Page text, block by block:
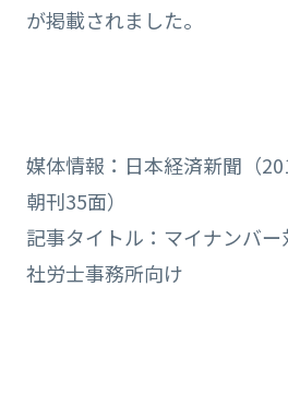
が掲載されました。
媒体情報：日本経済新聞（
朝刊35面）
記事タイトル：マイナンバ
社労士事務所向け